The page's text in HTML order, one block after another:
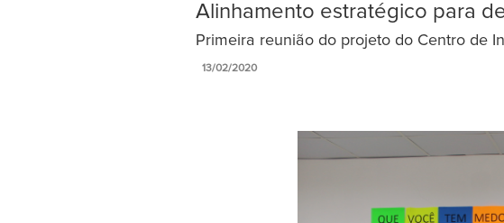
Alinhamento estratégico para
Primeira reunião do projeto do Centro de
13/02/2020